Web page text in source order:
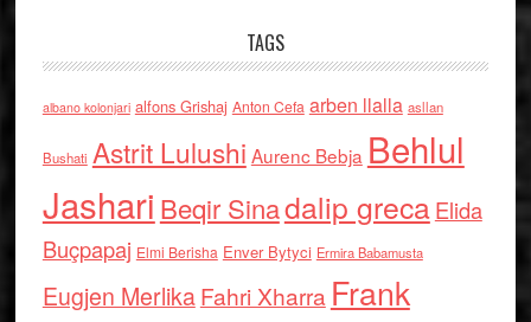
TAGS
albano kolonjari alfons Grishaj Anton Cefa arben llalla asllan
Bushati Astrit Lulushi Aurenc Bebja Behlul
Jashari Beqir Sinadalip grecaElida
Buçpapaj Elmi Berisha Enver Bytyci Ermira Babamusta
Eugjen MerlikaFahri Xharra Frank